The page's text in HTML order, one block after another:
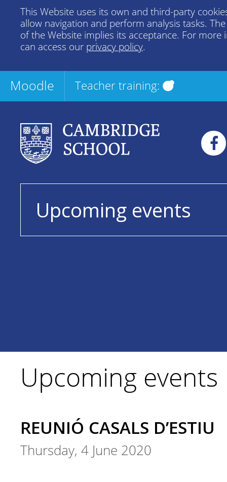
This Website uses its own and third-party
allow navigation and perform analysis tasks.
of the Website implies its acceptance. For more
can access our privacy policy.
Moodle Teacher training:
Upcoming events
Upcoming events
REUNIÓ CASALS D’ESTIU
Thursday, 4 June 2020